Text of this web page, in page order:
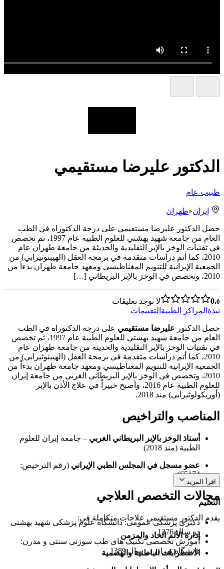
الدكتور عليرضا مستقيمي
طبيب عام
إيران«طهران
حصل الدكتور عليرضا مستقيمي على درجة الدكتوراه في الطب
العام من جامعة شهيد بهشتي للعلوم الطبية عام 1997، ثم تخصص
في تقنيات الوخز بالإبر التقليدية والحديثة من جامعة طهران عام
2010، كما أتم دراسات متقدمة في برمجة العقل (الهيبنوثيرابي) من
الجمعية الإيرانية للتنويم المغناطيسي ومعهد جامعة طهران بدءاً من
2010، وتخصص في الوخز بالإبر البريطاني […]
0.0
لا توجد تعليقات
نبذة المراكز الطبية التقييمات
حصل الدكتور عليرضا مستقيمي على درجة الدكتوراه في الطب
العام من جامعة شهيد بهشتي للعلوم الطبية عام 1997، ثم تخصص
في تقنيات الوخز بالإبر التقليدية والحديثة من جامعة طهران عام
2010، كما أتم دراسات متقدمة في برمجة العقل (الهيبنوثيرابي) من
الجمعية الإيرانية للتنويم المغناطيسي ومعهد جامعة طهران بدءاً من
2010، وتخصص في الوخز بالإبر البريطاني الغربي من جامعة إيران
للعلوم الطبية عام 2016، وأصبح خبيراً في علاج الأذن بالإبر
(أوريكولوثيرابي) منذ 2018.
المناصب والتراخيص
أستاذ الوخز بالإبر البريطاني الغربي – جامعة إيران للعلوم
الطبية (منذ 2018)
عضو مسجل في المجلس الطبي الإيراني (رقم الترخيص:
65174)
مجالات التخصص العلاجي
يقدم الدكتور مستقيمي علاجات متكاملة في:
إدارة الألم الحاد والمزمن
الاضطرابات الباطنية والهضمية
اقرأ المزيد
التعليم
دکتری پزشکی عمومی: دانشگاه علوم پزشکی شهید بهشتی
در سال 1376
آموزش تخصصی تکنیک های طب سوزنی سنتی و مدرن:
دانشگاه تهران در سال 1389